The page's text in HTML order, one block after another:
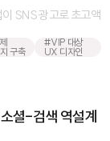
SNS 광고로 초고액
구축
#VIP 대상
UX 디자인
셜-검색 역설계